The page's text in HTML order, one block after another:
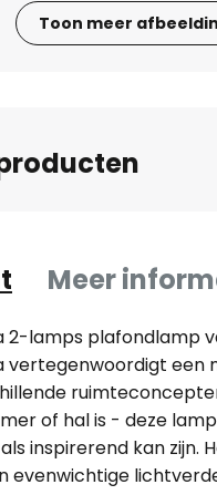
Toon meer
Meer
2-lamps plafondlamp
vertegenwoordigt een
of hal is - deze
inspirerend kan zijn.
evenwichtige